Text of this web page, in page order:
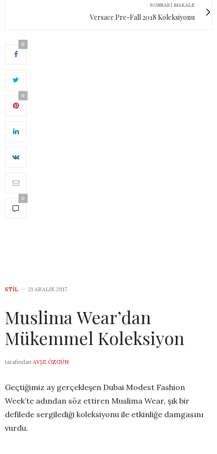
SONRAKI MAKALE
Versace Pre-Fall 2018 Koleksiyonu
0
0
0
STIL 21 ARALIK 2017
Muslima Wear’dan
Mükemmel Koleksiyon
tarafından AYŞE ÖZGÜN
Geçtiğimiz ay gerçekleşen Dubai Modest Fashion
Week’te adından söz ettiren Muslima Wear, şık bir
defilede sergilediği koleksiyonu ile etkinliğe damgasını
vurdu.